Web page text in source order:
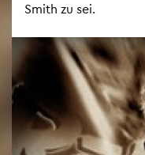
Smith zu sei.